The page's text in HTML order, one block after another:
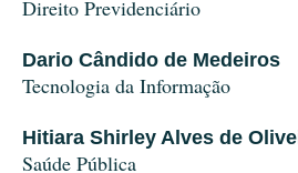
Direito Previdenciário
Dario Cândido de Medeiros
Tecnologia da Informação
Hitiara Shirley Alves de
Saúde Pública